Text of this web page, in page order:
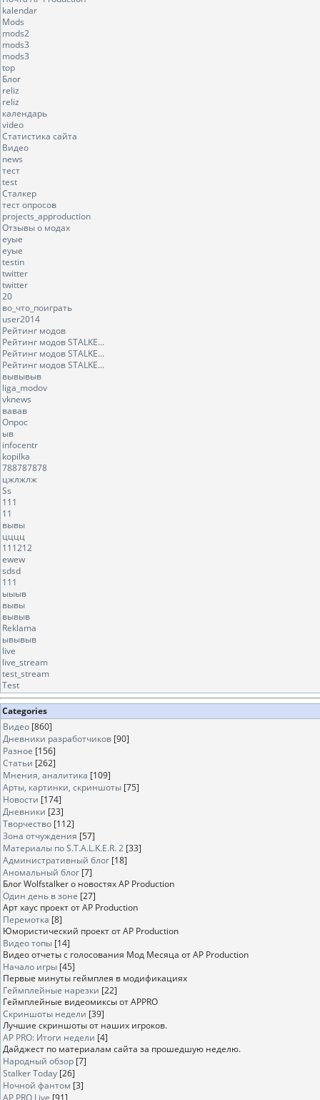
kalendar
Mods
mods2
mods3
mods3
top
Блог
reliz
reliz
календарь
video
Статистика сайта
Видео
news
тест
test
Сталкер
тест опросов
projects_approduction
Отзывы о модах
еуые
еуые
testin
twitter
twitter
20
во_что_поиграть
user2014
Рейтинг модов
Рейтинг модов STALKE...
Рейтинг модов STALKE...
Рейтинг модов STALKE...
вывывыв
liga_modov
vknews
вавав
Опрос
ыв
infocentr
kopilka
788787878
цжлжлж
Ss
111
11
вывы
цццц
111212
ewew
sdsd
111
ыыыв
вывы
вывыв
Reklama
ывывыв
live
live_stream
test_stream
Test
Categories
Видео [860]
Дневники разработчиков [90]
Разное [156]
Статьи [262]
Мнения, аналитика [109]
Арты, картинки, скриншоты [75]
Новости [174]
Дневники [23]
Творчество [112]
Зона отчуждения [57]
Материалы по S.T.A.L.K.E.R. 2 [33]
Административный блог [18]
Аномальный блог [7]
Блог Wolfstalker о новостях AP Production
Один день в зоне [27]
Арт хаус проект от AP Production
Перемотка [8]
Юмористический проект от AP Production
Видео топы [14]
Видео отчеты с голосования Мод Месяца от AP Production
Начало игры [45]
Первые минуты геймплея в модификациях
Геймплейные нарезки [22]
Геймплейные видеомиксы от APPRO
Скриншоты недели [39]
Лучшие скриншоты от наших игроков.
AP PRO: Итоги недели [4]
Дайджест по материалам сайта за прошедшую неделю.
Народный обзор [7]
Stalker Today [26]
Ночной фантом [3]
AP PRO Live [91]